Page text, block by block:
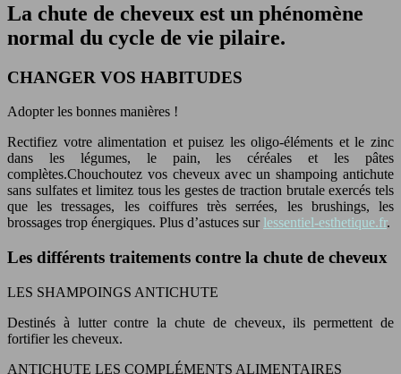
La chute de cheveux est un phénomène
normal du cycle de vie pilaire.
CHANGER VOS HABITUDES
Adopter les bonnes manières !
Rectifiez votre alimentation et puisez les oligo-éléments et le zinc
dans les légumes, le pain, les céréales et les pâtes
complètes.Chouchoutez vos cheveux avec un shampoing antichute
sans sulfates et limitez tous les gestes de traction brutale exercés tels
que les tressages, les coiffures très serrées, les brushings, les
brossages trop énergiques. Plus d’astuces sur lessentiel-esthetique.fr.
Les différents traitements contre la chute de cheveux
LES SHAMPOINGS ANTICHUTE
Destinés à lutter contre la chute de cheveux, ils permettent de
fortifier les cheveux.
ANTICHUTE LES COMPLÉMENTS ALIMENTAIRES